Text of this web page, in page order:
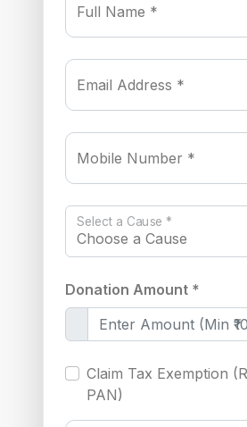
Full Name *
Email Address *
Mobile Number *
Select a Cause *
Donation Amount *
Claim Tax Exemption
PAN)